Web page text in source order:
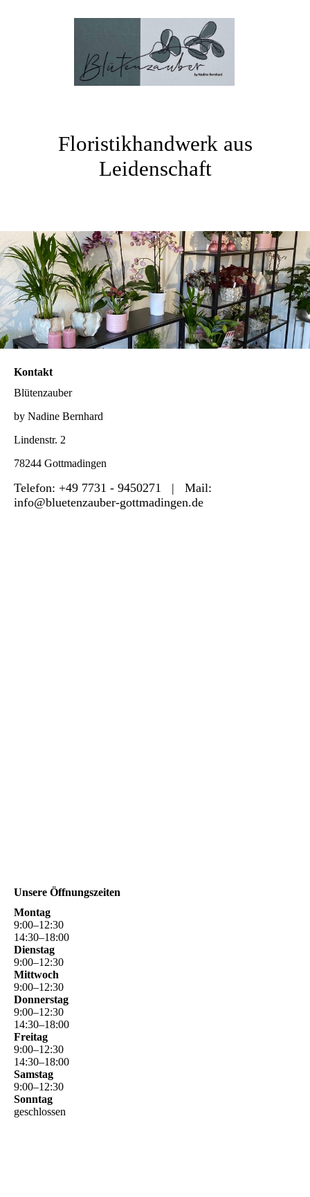
Floristikhandwerk aus
Leidenschaft
Kontakt
Blütenzauber
by Nadine Bernhard
Lindenstr. 2
78244 Gottmadingen
Telefon: +49 7731 - 9450271 | Mail:
info@bluetenzauber-gottmadingen.de
Unsere Öffnungszeiten
Montag
9:00–12:30
14:30–18:00
Dienstag
9:00–12:30
Mittwoch
9:00–12:30
Donnerstag
9:00–12:30
14:30–18:00
Freitag
9:00–12:30
14:30–18:00
Samstag
9:00–12:30
Sonntag
geschlossen